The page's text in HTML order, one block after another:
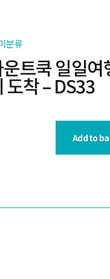
분류
트쿡 일일
도착 – DS33
Add to